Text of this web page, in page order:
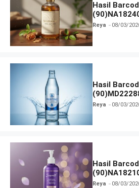
Hasil
BPOM
Reya 08/03/
Hasil
Izin BPOM
Reya 08/03/
Hasil
dan Izin
Reya 08/03/